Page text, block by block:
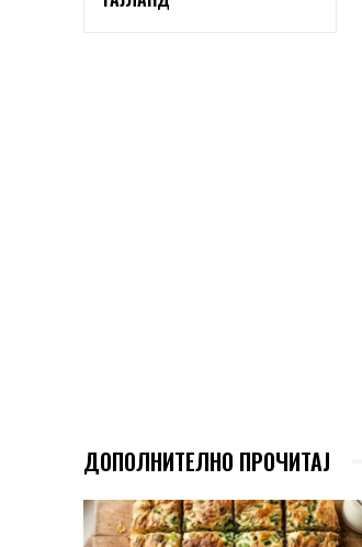
ДОПОЛНИТЕЛНО ПРОЧИТАЈ